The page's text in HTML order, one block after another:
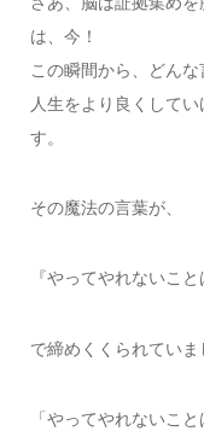
は、今！
この瞬間から、どんな
人生をより良くして
す。
その魔法の言葉が、
『やってやれないこ
で締めくくられていま
「やってやれないこ